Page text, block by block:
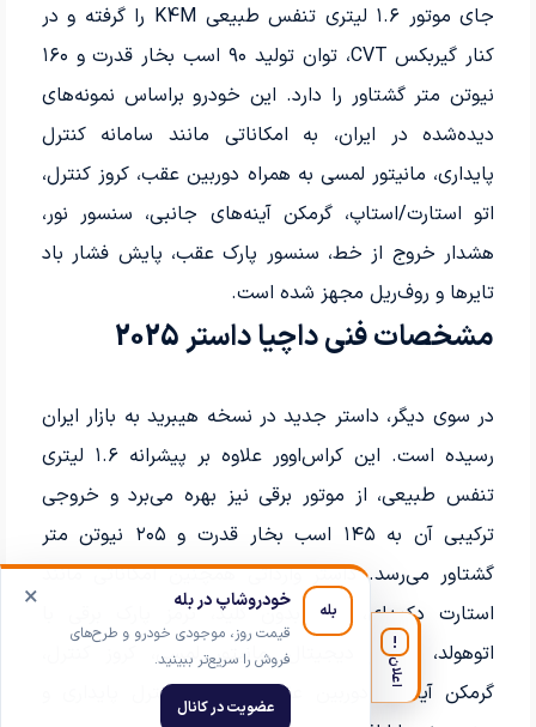
جای موتور ۱.۶ لیتری تنفس طبیعی K4M را گرفته و در
کنار گیربکس CVT، توان تولید ۹۰ اسب بخار قدرت و ۱۶۰
نیوتن متر گشتاور را دارد. این خودرو براساس نمونه‌های
دیده‌شده در ایران، به امکاناتی مانند سامانه کنترل
پایداری، مانیتور لمسی به همراه دوربین عقب، کروز کنترل،
اتو استارت/استاپ، گرمکن آینه‌های جانبی، سنسور نور،
هشدار خروج از خط، سنسور پارک عقب، پایش فشار باد
تایرها و روف‌ریل مجهز شده است.
مشخصات فنی داچیا داستر 2025
در سوی دیگر، داستر جدید در نسخه هیبرید به بازار ایران
رسیده است. این کراس‌اوور علاوه بر پیشرانه ۱.۶ لیتری
تنفس طبیعی، از موتور برقی نیز بهره می‌برد و خروجی
ترکیبی آن به ۱۴۵ اسب بخار قدرت و ۲۰۵ نیوتن متر
گشتاور می‌رسد. داستر وارداتی همچنین امکاناتی مانند
استارت دکمه‌ای، ورود بدون کلید، ترمز پارک برقی با
اتوهولد، کلاستر دیجیتال، مانیتور لمسی، کروز کنترل،
گرمکن آینه‌ها، دوربین عقب، سیستم کنترل پایداری و